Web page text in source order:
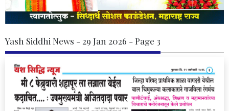
Yash Siddhi News - 29 Jan 2026 - Page 3